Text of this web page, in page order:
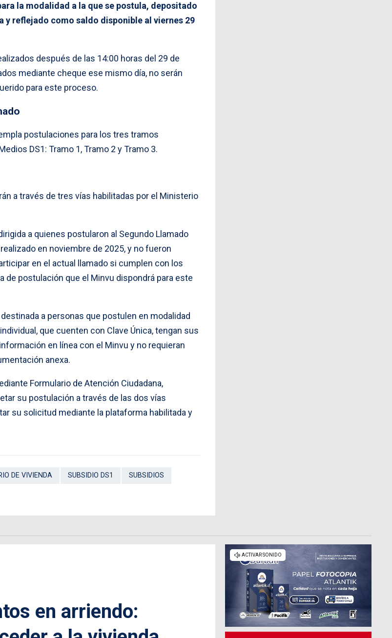
la modalidad a la que se postula, depositado
y reflejado como saldo disponible al viernes 29
después de las 14:00 horas del 29 de
mediante cheque ese mismo día, no serán
para este proceso.
postulaciones para los tres tramos
DS1: Tramo 1, Tramo 2 y Tramo 3.
a través de tres vías habilitadas por el Ministerio
a quienes postularon al Segundo Llamado
en noviembre de 2025, y no fueron
en el actual llamado si cumplen con los
de postulación que el Minvu dispondrá para este
a personas que postulen en modalidad
que cuenten con Clave Única, tengan sus
en línea con el Minvu y no requieran
anexa.
Formulario de Atención Ciudadana,
su postulación a través de las dos vías
su solicitud mediante la plataforma habilitada y
DE VIVIENDA SUBSIDIO DS1 SUBSIDIOS
en arriendo: